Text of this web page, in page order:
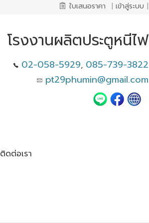
ใบเสนอราคา | เข้าสู่ระบบ |
โรงงานผลิตประตูหนีไฟ
02-058-5929, 085-739-3822
pt29phumin@gmail.com
ติดต่อเรา